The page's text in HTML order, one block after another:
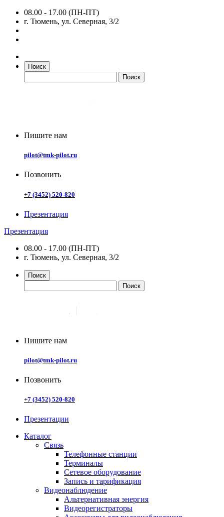
08.00 - 17.00 (ПН-ПТ)
г. Тюмень, ул. Северная, 3/2
Поиск
Пишите нам
pilot@tmk-pilot.ru
Позвонить
+7 (3452) 520-820
Презентация
Презентация
08.00 - 17.00 (ПН-ПТ)
г. Тюмень, ул. Северная, 3/2
Поиск
Пишите нам
pilot@tmk-pilot.ru
Позвонить
+7 (3452) 520-820
Презентации
Каталог
Связь
Телефонные станции
Терминалы
Сетевое оборудование
Запись и тарификация
Видеонаблюдение
Альтернативная энергия
Видеорегистраторы